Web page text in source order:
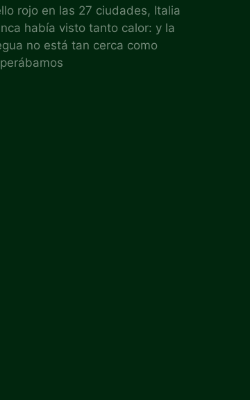
rojo en las 27 ciudades, Italia
había visto tanto calor: y la
no está tan cerca como